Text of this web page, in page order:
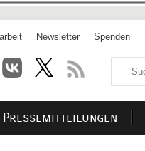
Newsletter Spenden
Pressemitteilungen